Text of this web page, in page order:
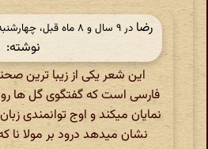
رضا در ‫۹ سال و ۸ ماه قبل، چهارشنبه ۳ آذر ۱۳۹۵، ساعت ۱۱:۰۶
نوشته:
این شعر یکی از زیبا ترین
فارسی است که گفتگوی گل ها رو
نمایان میکند و اوج توانمندی
نشان میدهد درود بر مولا نا